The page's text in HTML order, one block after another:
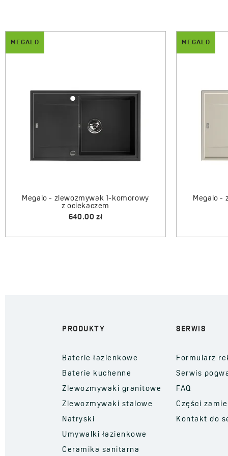
MEGALO
Megalo - zlewozmywak 1-komorowy
z ociekaczem
640.00 zł
MEGALO
Megalo -
PRODUKTY
Baterie łazienkowe
Baterie kuchenne
Zlewozmywaki granitowe
Zlewozmywaki stalowe
Natryski
Umywalki łazienkowe
Ceramika sanitarna
SERWIS
Formularz
Serwis
FAQ
Części
Kontakt do